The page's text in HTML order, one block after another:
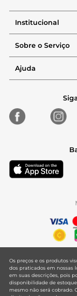
Institucional
Sobre o Serviço
Ajuda
Os preços e os produtos
dos praticados em nossas
em suas descrições, pois
disponibilidade de
mesmo não será cobrado.